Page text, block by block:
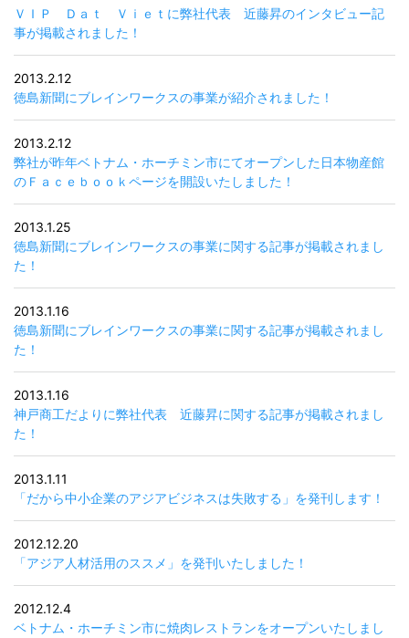
ＶＩＰ Ｄａｔ Ｖｉｅｔに弊社代表 近藤昇のインタビュー記
事が掲載されました！
2013.2.12
徳島新聞にブレインワークスの事業が紹介されました！
2013.2.12
弊社が昨年ベトナム・ホーチミン市にてオープンした日本物産館
のＦａｃｅｂｏｏｋページを開設いたしました！
2013.1.25
徳島新聞にブレインワークスの事業に関する記事が掲載されまし
た！
2013.1.16
徳島新聞にブレインワークスの事業に関する記事が掲載されまし
た！
2013.1.16
神戸商工だよりに弊社代表 近藤昇に関する記事が掲載されまし
た！
2013.1.11
「だから中小企業のアジアビジネスは失敗する」を発刊します！
2012.12.20
「アジア人材活用のススメ」を発刊いたしました！
2012.12.4
ベトナム・ホーチミン市に焼肉レストランをオープンいたしまし